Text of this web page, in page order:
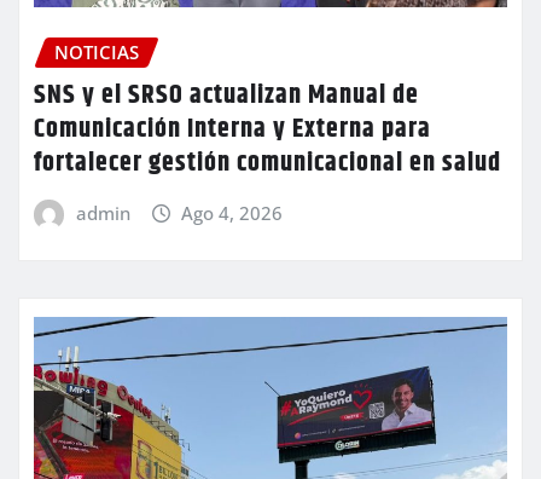
NOTICIAS
SNS y el SRSO actualizan Manual de
Comunicación Interna y Externa para
fortalecer gestión comunicacional en salud
admin Ago 4, 2026